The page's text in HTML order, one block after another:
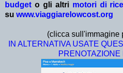
budget o gli altri motori di
su www.viaggiarelowcost.org
(clicca sull'immagine
IN ALTERNATIVA USATE
PRENOTAZIONE